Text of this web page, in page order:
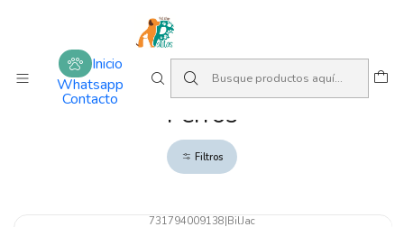
Inicio
Whatsapp
Contacto
Amamos lo que hacemos
Snacks y premios
Perros
Filtros
731794009138 BilJac